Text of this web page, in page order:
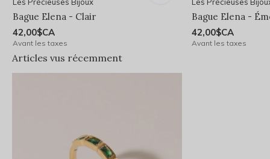
Les Précieuses Bijoux
Bague Elena - Clair
42,00$CA
Avant les taxes
Les Précieuses
Bague Elena -
42,00$CA
Avant les taxes
Articles vus récemment